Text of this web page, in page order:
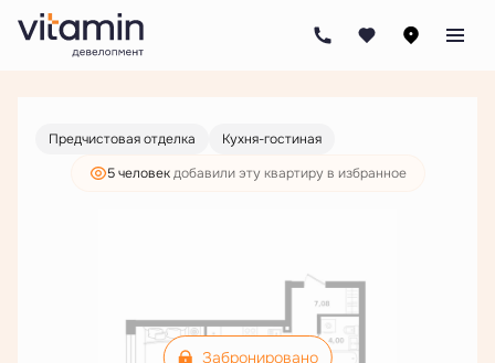
2-комнатная Цена по запросу
Предчистовая отделка Кухня-гостиная
5 человекдобавили эту квартиру в избранное
Забронировано